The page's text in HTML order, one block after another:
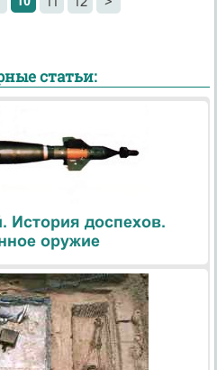
статьи:
История доспехов.
оружие